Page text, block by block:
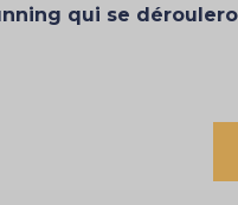
qui se